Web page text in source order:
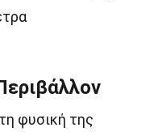
φυσική της